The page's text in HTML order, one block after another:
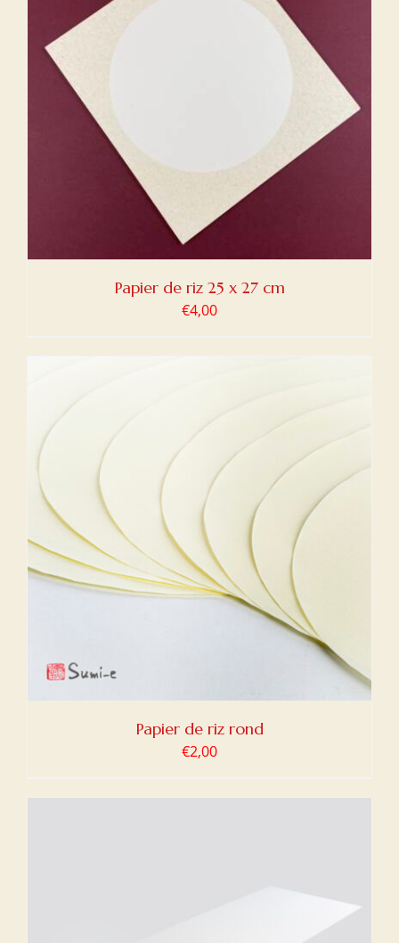
Papier de riz 25 x 27 cm
€4,00
Papier de riz rond
€2,00